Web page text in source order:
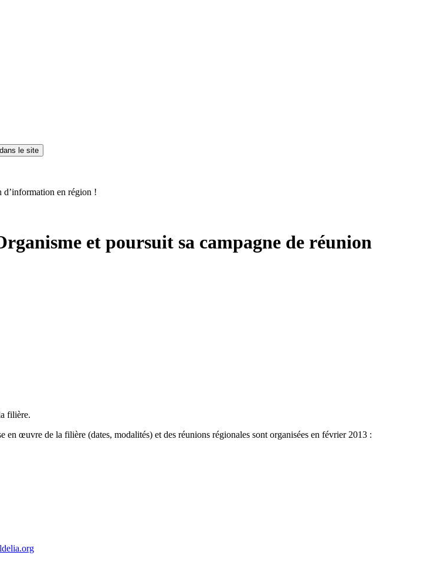
en région !
et poursuit sa campagne de réunion
filière.
œuvre de la filière (dates, modalités) et des réunions régionales sont organisées en février 2013 :